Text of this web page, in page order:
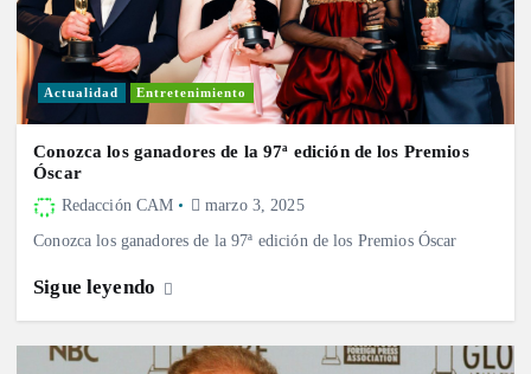
Actualidad Entretenimiento
Conozca los ganadores de la 97ª edición de los Premios
Óscar
Redacción CAM marzo 3, 2025
Conozca los ganadores de la 97ª edición de los Premios Óscar
Sigue leyendo